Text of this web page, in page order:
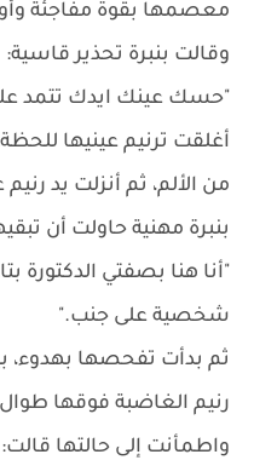
معصمها بقوة مفاجئة
وقالت بنبرة تحذير قاسية:
"حسك عينك ايدك تتمد
أغلقت ترنيم عينيها
من الألم، ثم أنزلت يد
بنبرة مهنية حاولت أن
"أنا هنا بصفتي الدكتورة
شخصية على جنب."
ثم بدأت تفحصها بهدوء،
رنيم الغاضبة فوقها
واطمأنت إلى حالتها قالت: